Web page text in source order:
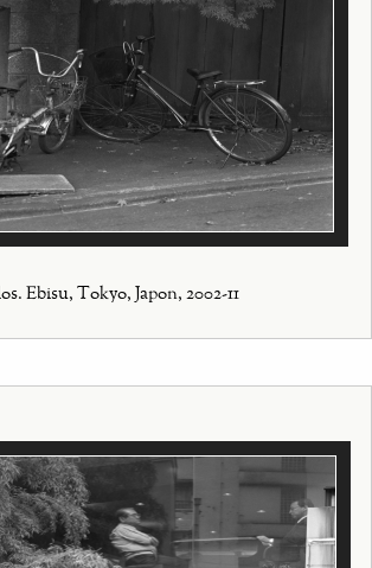
Ebisu, Tokyo, Japon, 2002-11